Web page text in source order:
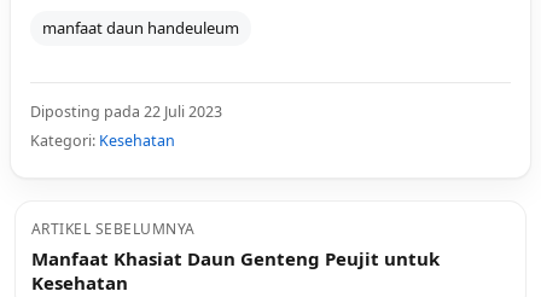
manfaat daun handeuleum
Diposting pada 22 Juli 2023
Kategori: Kesehatan
ARTIKEL SEBELUMNYA
Manfaat Khasiat Daun Genteng Peujit untuk
Kesehatan